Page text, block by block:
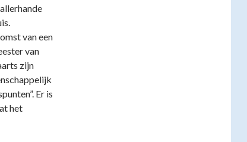
van een
van
zijn
Er is
het